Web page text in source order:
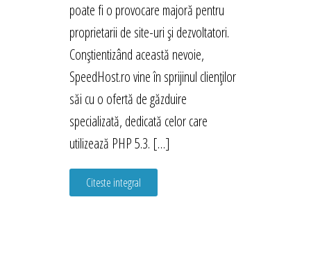
poate fi o provocare majoră pentru
proprietarii de site-uri și dezvoltatori.
Conștientizând această nevoie,
SpeedHost.ro vine în sprijinul clienților
săi cu o ofertă de găzduire
specializată, dedicată celor care
utilizează PHP 5.3. […]
Citeste integral